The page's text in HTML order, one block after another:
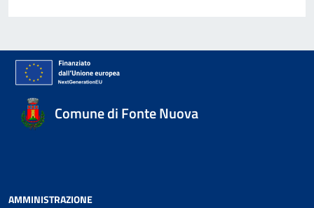
Comune di Fonte Nuova
AMMINISTRAZIONE